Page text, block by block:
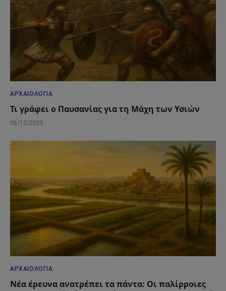
ΑΡΧΑΙΟΛΟΓΊΑ
Τι γράφει ο Παυσανίας για τη Μάχη των Υσιών
06/12/2025
ΑΡΧΑΙΟΛΟΓΊΑ
Νέα έρευνα ανατρέπει τα πάντα: Οι παλίρροιες